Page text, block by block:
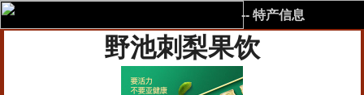
-- 特产信息
野池刺梨果饮